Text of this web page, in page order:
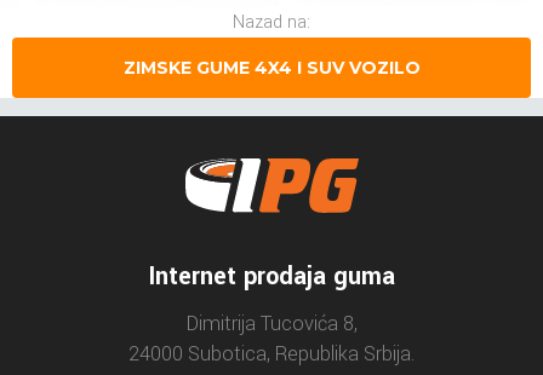
Nazad na:
ZIMSKE GUME 4X4 I SUV VOZILO
Internet prodaja guma
Dimitrija Tucovića 8,
24000 Subotica, Republika Srbija.